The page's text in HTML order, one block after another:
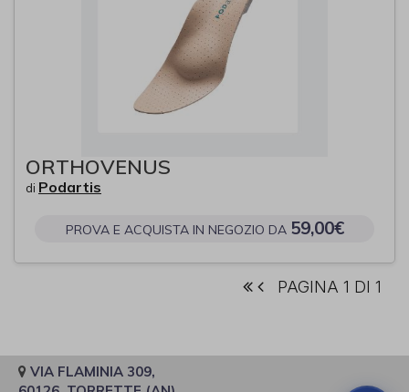
ORTHOVENUS
di Podartis
PROVA E ACQUISTA IN NEGOZIO DA 59,00€
PAGINA 1 DI 1
VIA FLAMINIA 309,